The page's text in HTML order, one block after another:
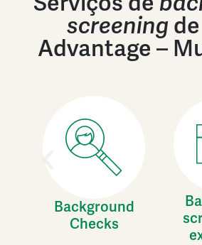
screening
Advantage –
Background
Checks